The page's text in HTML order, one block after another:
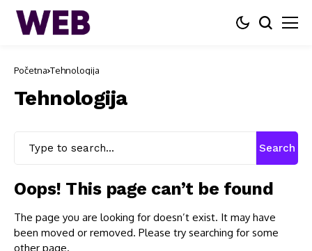
Početna Tehnologija
Tehnologija
Search
Oops! This page can’t be found
The page you are looking for doesn’t exist. It may have
been moved or removed. Please try searching for some
other page.